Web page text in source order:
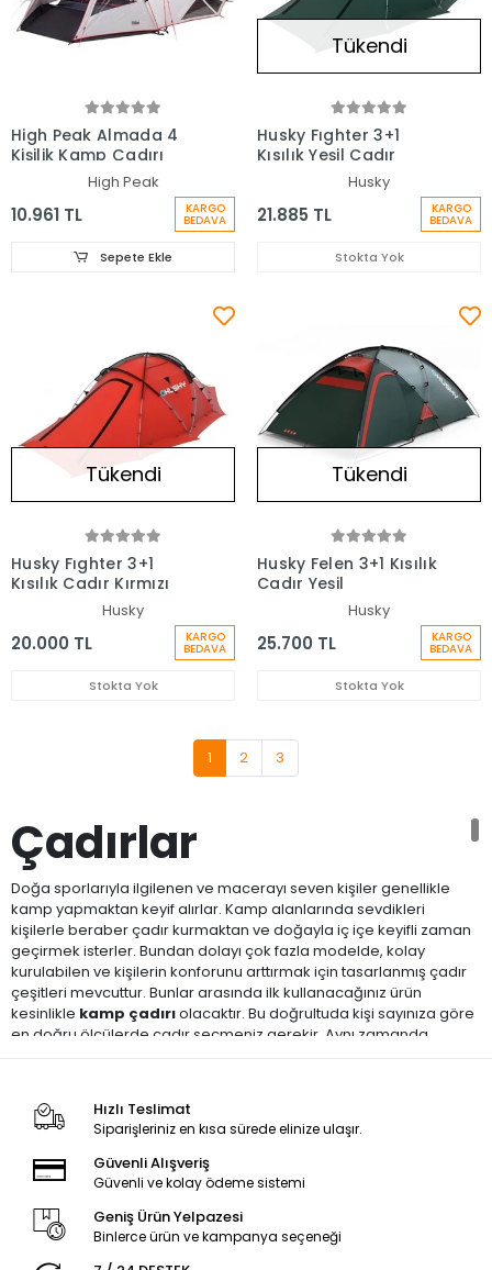
High Peak Almada 4
Kişilik Kamp Çadırı
High Peak
10.961 TL KARGO
BEDAVA
Sepete Ekle
Tükendi
Husky Fıghter 3+1
Kısılık Yeşil Cadır
Husky
21.885 TL KARGO
BEDAVA
Stokta Yok
Tükendi
Husky Fıghter 3+1
Kısılık Cadır Kırmızı
Husky
20.000 TL KARGO
BEDAVA
Stokta Yok
Tükendi
Husky Felen 3+1 Kısılık
Cadır Yeşil
Husky
25.700 TL KARGO
BEDAVA
Stokta Yok
1 2 3
Çadırlar
Doğa sporlarıyla ilgilenen ve macerayı seven kişiler genellikle
kamp yapmaktan keyif alırlar. Kamp alanlarında sevdikleri
kişilerle beraber çadır kurmaktan ve doğayla iç içe keyifli zaman
geçirmek isterler. Bundan dolayı çok fazla modelde, kolay
kurulabilen ve kişilerin konforunu arttırmak için tasarlanmış çadır
çeşitleri mevcuttur. Bunlar arasında ilk kullanacağınız ürün
kesinlikle kamp çadırıolacaktır. Bu doğrultuda kişi sayınıza göre
en doğru ölçülerde çadır seçmeniz gerekir. Aynı zamanda
Çadır Seçerken Nelere
Dikkat Etmeliyiz?
Kamp yapmayı seviyorsanız ve her yıl belirli dönemlerde kamp
yapmayı alışkanlık haline getirdiyseniz o zaman öncelikle kaliteli
kumaştan yapılmış çadırları tercih etmelisiniz.
Hızlı Teslimat
Siparişleriniz en kısa sürede elinize ulaşır.
Güvenli Alışveriş
Güvenli ve kolay ödeme sistemi
Geniş Ürün Yelpazesi
Binlerce ürün ve kampanya seçeneği